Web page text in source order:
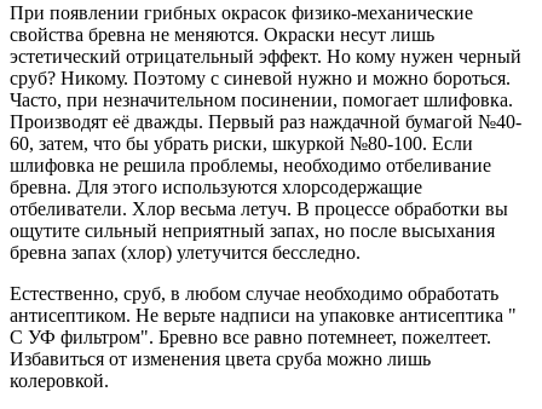
При появлении грибных окрасок физико-механические
свойства бревна не меняются. Окраски несут лишь
эстетический отрицательный эффект. Но кому нужен черный
сруб? Никому. Поэтому с синевой нужно и можно бороться.
Часто, при незначительном посинении, помогает шлифовка.
Производят её дважды. Первый раз наждачной бумагой №40-
60, затем, что бы убрать риски, шкуркой №80-100. Если
шлифовка не решила проблемы, необходимо отбеливание
бревна. Для этого используются хлорсодержащие
отбеливатели. Хлор весьма летуч. В процессе обработки вы
ощутите сильный неприятный запах, но после высыхания
бревна запах (хлор) улетучится бесследно.
Естественно, сруб, в любом случае необходимо обработать
антисептиком. Не верьте надписи на упаковке антисептика "
С УФ фильтром". Бревно все равно потемнеет, пожелтеет.
Избавиться от изменения цвета сруба можно лишь
колеровкой.